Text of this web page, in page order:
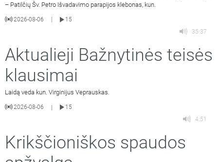
– Patilčių Šv. Petro Išvadavimo parapijos klebonas, kun.
2026-08-06
15
35:37
Aktualieji Bažnytinės teisės
klausimai
Laidą veda kun. Virginijus Veprauskas.
2026-08-06 |
15
4:51
Krikščioniškos spaudos